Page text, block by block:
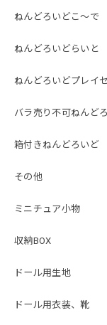
ねんどろいどこ～で
ねんどろいどらいと
ねんどろいどプレイ
バラ売り不可ねんど
箱付きねんどろいど
その他
ミニチュア小物
収納BOX
ドール用生地
ドール用衣装、靴